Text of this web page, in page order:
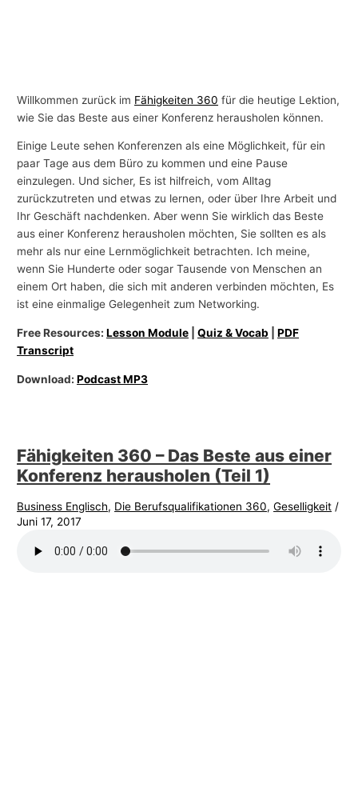
Willkommen zurück im Fähigkeiten 360 für die heutige Lektion,
wie Sie das Beste aus einer Konferenz herausholen können.
Einige Leute sehen Konferenzen als eine Möglichkeit, für ein
paar Tage aus dem Büro zu kommen und eine Pause
einzulegen. Und sicher, Es ist hilfreich, vom Alltag
zurückzutreten und etwas zu lernen, oder über Ihre Arbeit und
Ihr Geschäft nachdenken. Aber wenn Sie wirklich das Beste
aus einer Konferenz herausholen möchten, Sie sollten es als
mehr als nur eine Lernmöglichkeit betrachten. Ich meine,
wenn Sie Hunderte oder sogar Tausende von Menschen an
einem Ort haben, die sich mit anderen verbinden möchten, Es
ist eine einmalige Gelegenheit zum Networking.
Free Resources:Lesson Module |Quiz & Vocab |PDF
Transcript
Download:Podcast MP3
Fähigkeiten 360 – Das Beste aus einer
Konferenz herausholen (Teil 1)
Business Englisch, Die Berufsqualifikationen 360,Geselligkeit /
Juni 17, 2017